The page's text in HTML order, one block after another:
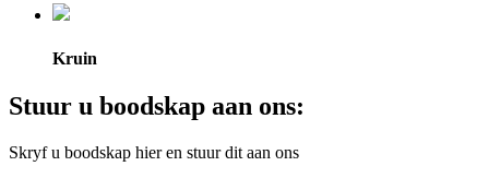
Kruin
Stuur u boodskap aan ons:
Skryf u boodskap hier en stuur dit aan ons